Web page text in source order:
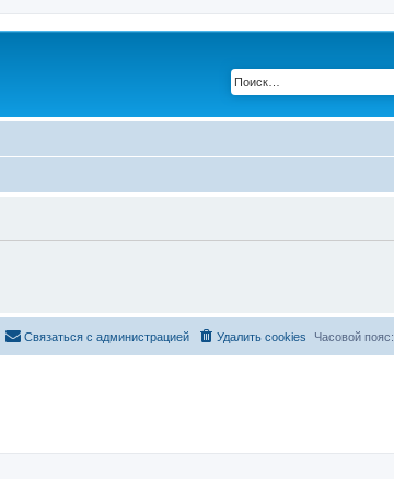
Часовой пояс:
Удалить cookies
Связаться с администрацией